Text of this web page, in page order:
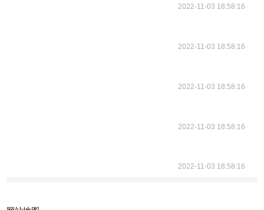
2022-11-03 18:58:16
2022-11-03 18:58:16
2022-11-03 18:58:16
2022-11-03 18:58:16
2022-11-03 18:58:16